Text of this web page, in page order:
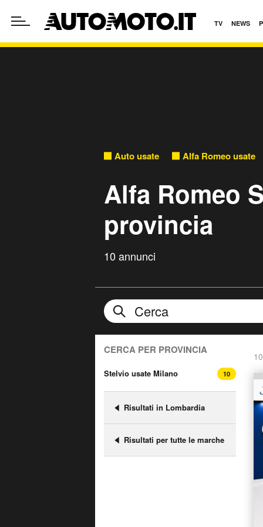
TV NEWS
Auto usate Alfa Romeo usate
Alfa Romeo
provincia
10 annunci
CERCA PER PROVINCIA
Stelvio usate Milano 10
Risultati in Lombardia
Risultati per tutte le marche